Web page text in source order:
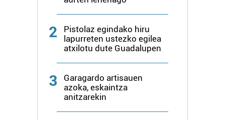
2
Pistolaz egindako hiru
lapurreten ustezko egilea
atxilotu dute Guadalupen
3
Garagardo artisauen
azoka, eskaintza
anitzarekin